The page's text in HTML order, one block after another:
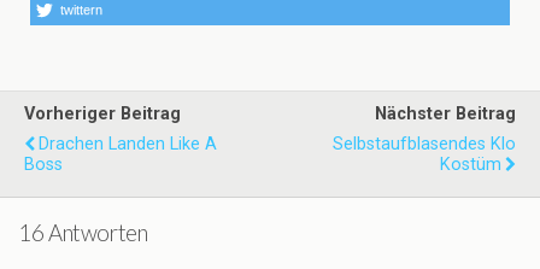
twittern
Vorheriger Beitrag
Drachen Landen Like A
Boss
Nächster Beitrag
Selbstaufblasendes Klo
Kostüm
16 Antworten